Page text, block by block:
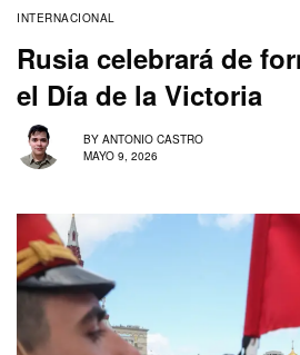
INTERNACIONAL
Rusia celebrará de
el Día de la Victoria
BY ANTONIO CASTRO
MAYO 9, 2026